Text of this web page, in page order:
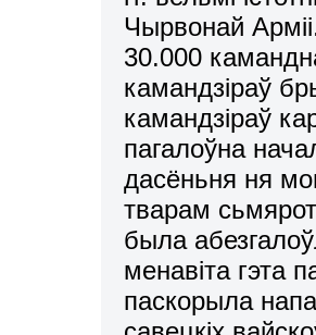
Чырвонай
30.000
камандзіраў
камандзіраў
пагалоўна
дасёньня ня
тварам
была
менавіта гэта
паскорыла